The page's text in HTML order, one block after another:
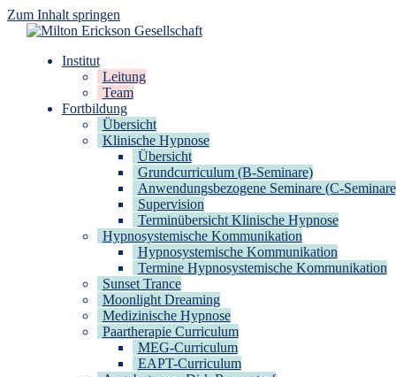
Zum Inhalt springen
Milton Erickson Gesellschaft
für klinische Hypnose – Regionalstelle Tübingen
Institut
Leitung
Team
Fortbildung
Übersicht
Klinische Hypnose
Übersicht
Grundcurriculum (B-Seminare)
Anwendungsbezogene Seminare (C-
Supervision
Terminübersicht Klinische Hypnose
Hypnosystemische Kommunikation
Hypnosystemische Kommunikation
Termine Hypnosystemische Kommunikation
Sunset Trance
Moonlight Dreaming
Medizinische Hypnose
Paartherapie Curriculum
MEG-Curriculum
EAPT-Curriculum